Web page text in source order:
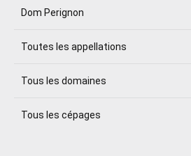
Dom Perignon
Toutes les appellations
Tous les domaines
Tous les cépages